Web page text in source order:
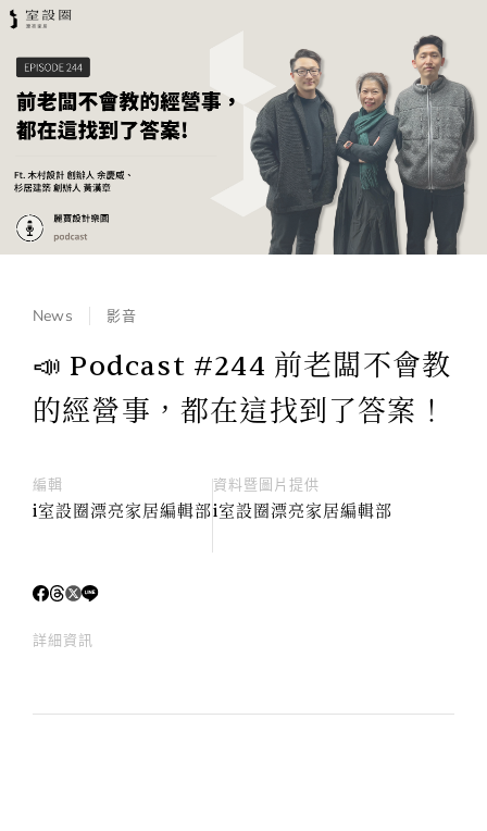
News 影音
📣 Podcast #244 前老闆不會教
的經營事，都在這找到了答案！
編輯
i室設圈漂亮家居編輯部
資料暨圖片提供
i室設圈漂亮家居編輯部
詳細資訊